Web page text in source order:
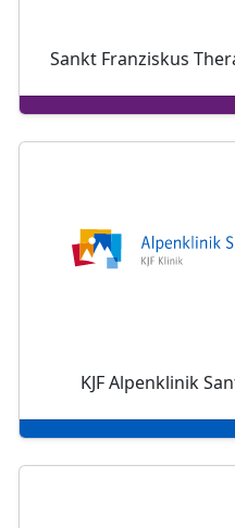
Sankt Franziskus
KJF Alpenklinik